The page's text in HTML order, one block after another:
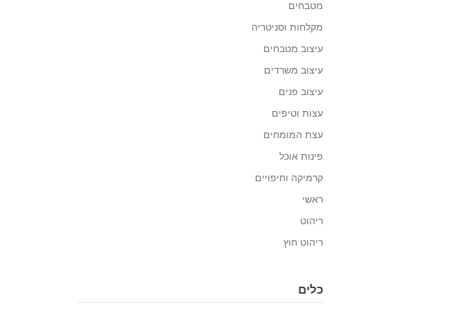
מטבחים
מקלחות וסניטריה
עיצוב מטבחים
עיצוב משרדים
עיצוב פנים
עצות וטיפים
עצת המומחים
פינות אוכל
קרמיקה וחיפויים
ראשי
ריהוט
ריהוט חוץ
כלים